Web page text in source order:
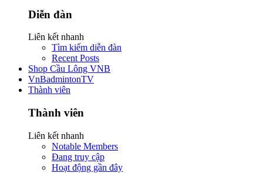
Diễn đàn
Liên kết nhanh
Tìm kiếm diễn đàn
Recent Posts
Shop Cầu Lông VNB
VnBadmintonTV
Thành viên
Thành viên
Liên kết nhanh
Notable Members
Đang truy cập
Hoạt động gần đây